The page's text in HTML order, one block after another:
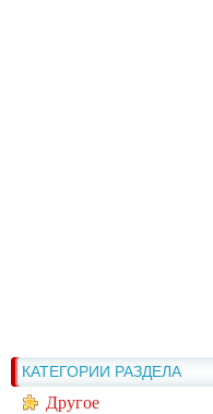
КАТЕГОРИИ РАЗДЕЛА
Другое